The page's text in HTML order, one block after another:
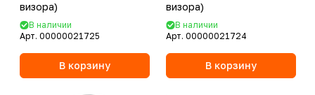
визора)
В наличии
Арт. 00000021725
В корзину
визора)
В наличии
Арт. 00000021724
В корзину